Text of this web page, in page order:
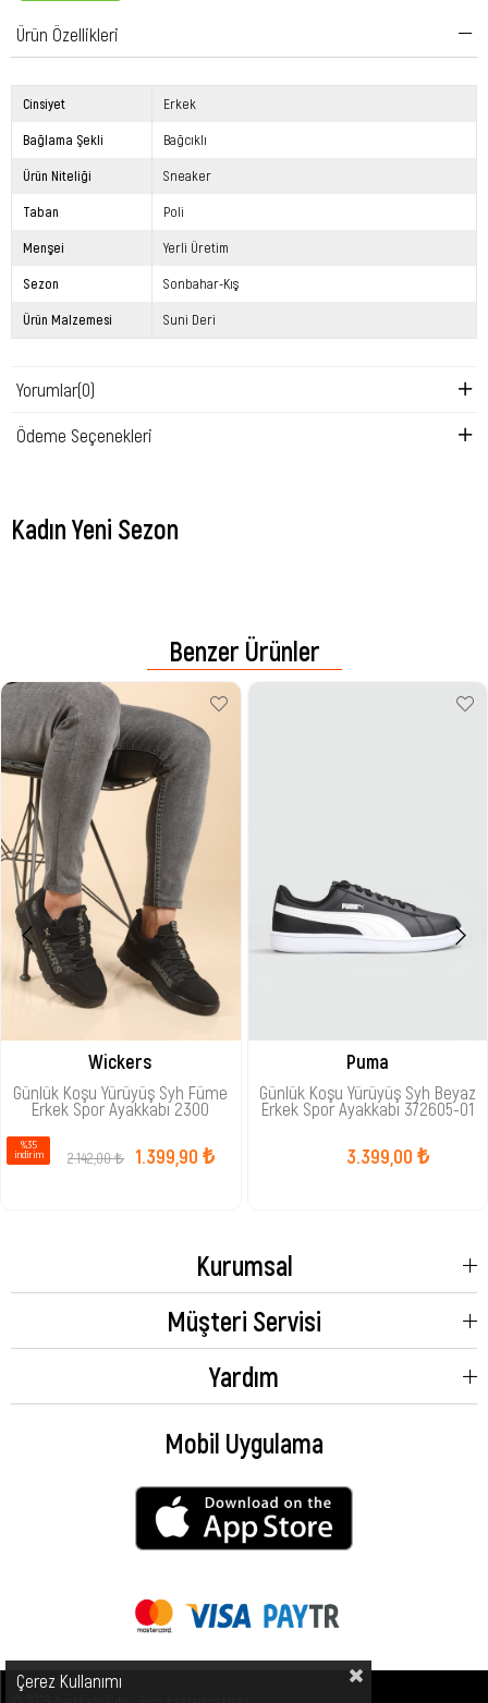
Ürün Özellikleri
Cinsiyet Erkek
Bağlama Şekli Bağcıklı
Ürün Niteliği Sneaker
Taban Poli
Menşei Yerli Üretim
Sezon Sonbahar-Kış
Ürün Malzemesi Suni Deri
Yorumlar(0)
Ödeme Seçenekleri
Kadın Yeni Sezon
Benzer Ürünler
Wickers
Günlük Koşu Yürüyüş Syh Füme
Erkek Spor Ayakkabı 2300
1.399,90 ₺
2.142,00 ₺
%35
i̇ndirim
Puma
Günlük Koşu Yürüyüş Syh Beyaz
Erkek Spor Ayakkabı 372605-01
3.399,00 ₺
Kurumsal
Müşteri Servisi
Yardım
Mobil Uygulama
Çerez Kullanımı